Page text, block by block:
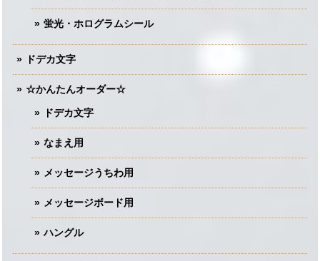
蛍光・ホログラムシール
ドデカ文字
☆かんたんオーダー☆
ドデカ文字
なまえ用
メッセージうちわ用
メッセージボード用
ハングル